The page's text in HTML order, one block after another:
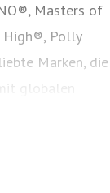
Masters of
High®, Polly
Marken, die
globalen
Angebot